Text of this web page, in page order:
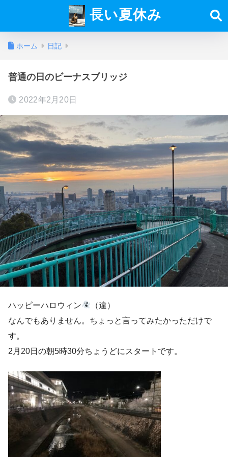
長い夏休み
ホーム 日記
普通の日のビーナスブリッジ
2022年2月20日
ハッピーハロウィン
（違）
なんでもありません。ちょっと言ってみたかっただけで
す。
2月20日の朝5時30分ちょうどにスタートです。